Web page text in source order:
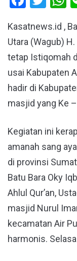
Kasatnews.id ,
Utara (Wagub)
tetap Istiqomah
usai Kabupaten
hadir di
masjid yang Ke
Kegiatan ini
amanah sang
di provinsi
Batu Bara Oky
Ahlul Qur’an,
masjid Nurul
kecamatan Air
harmonis.